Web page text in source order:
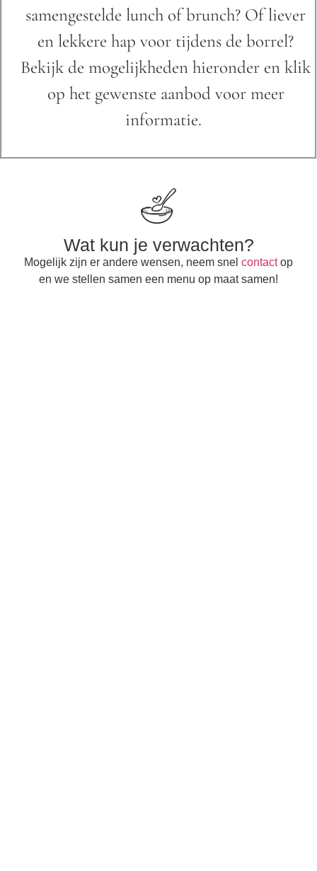
samengestelde lunch of brunch? Of liever
en lekkere hap voor tijdens de borrel?
Bekijk de mogelijkheden hieronder en klik
op het gewenste aanbod voor meer
informatie.
Wat kun je verwachten?
Mogelijk zijn er andere wensen, neem snel contactop
en we stellen samen een menu op maat samen!